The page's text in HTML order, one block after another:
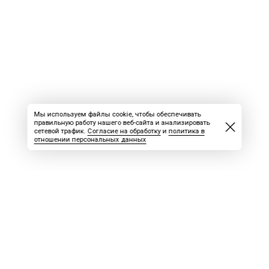
Мы используем файлы cookie, чтобы обеспечивать
правильную работу нашего веб-сайта и анализировать
сетевой трафик. Согласие на обработкуи политика в
отношении персональных данных